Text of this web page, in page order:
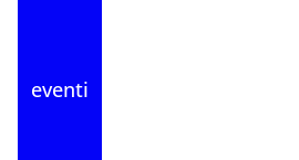
eventi